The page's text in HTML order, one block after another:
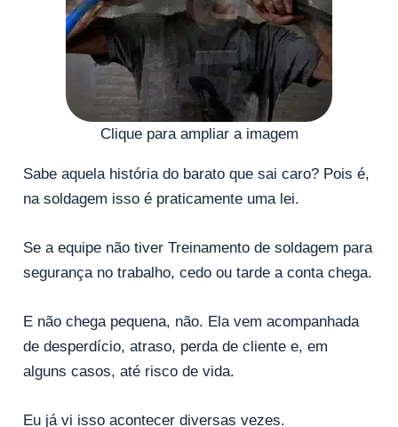
Clique para ampliar a imagem
Sabe aquela história do barato que sai caro? Pois é,
na soldagem isso é praticamente uma lei.
Se a equipe não tiver Treinamento de soldagem para
segurança no trabalho, cedo ou tarde a conta chega.
E não chega pequena, não. Ela vem acompanhada
de desperdício, atraso, perda de cliente e, em
alguns casos, até risco de vida.
Eu já vi isso acontecer diversas vezes.